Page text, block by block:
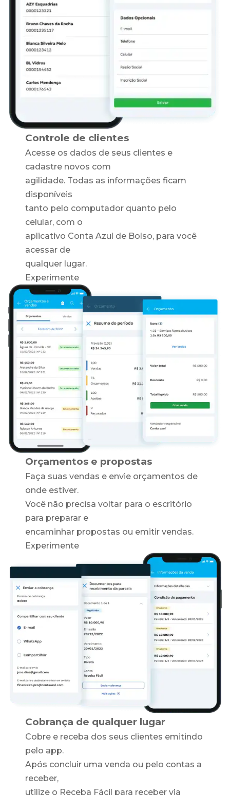
Controle de clientes
Acesse os dados de seus clientes e
cadastre novos com
agilidade. Todas as informações ficam
disponíveis
tanto pelo computador quanto pelo
celular, com o
aplicativo Conta Azul de Bolso, para você
acessar de
qualquer lugar.
Experimente
Orçamentos e propostas
Faça suas vendas e envie orçamentos de
onde estiver.
Você não precisa voltar para o escritório
para preparar e
encaminhar propostas ou emitir vendas.
Experimente
Cobrança de qualquer lugar
Cobre e receba dos seus clientes emitindo
pelo app.
Após concluir uma venda ou pelo contas a
receber,
utilize o Receba Fácil para receber via